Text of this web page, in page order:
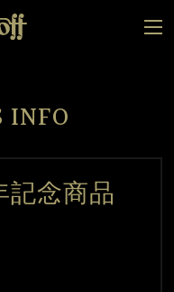
INFO
記念商品